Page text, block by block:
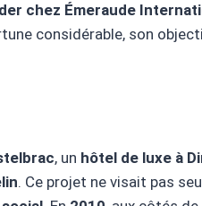
chez Émeraude
considérable, son
, un hôtel de luxe à
. Ce projet ne visait pas